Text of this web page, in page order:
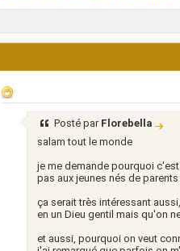
Posté par Florebella
salam tout le monde
je me demande pourquoi
pas aux jeunes nés de
ça serait très intéressant
en un Dieu gentil mais qu'on
et aussi, pourquoi on veut